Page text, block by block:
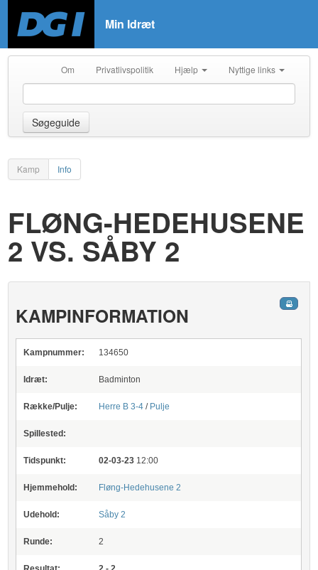
Min Idræt
Om Privatlivspolitik Hjælp Nyttige links
Søgeguide
Kamp Info
FLØNG-HEDEHUSENE
2 VS. SÅBY 2
KAMPINFORMATION
Kampnummer: 134650
Idræt: Badminton
Række/Pulje: Herre B 3-4 / Pulje
Spillested:
Tidspunkt: 02-03-23 12:00
Hjemmehold: Fløng-Hedehusene 2
Udehold: Såby 2
Runde: 2